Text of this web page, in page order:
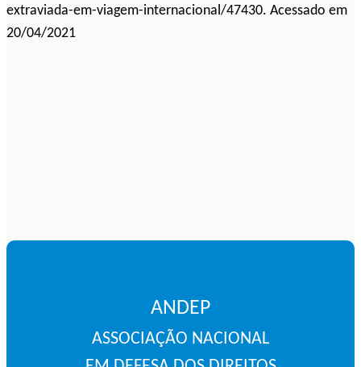
extraviada-em-viagem-internacional/47430. Acessado em
20/04/2021
ANDEP
ASSOCIAÇÃO NACIONAL